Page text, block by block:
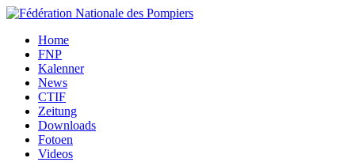
Home
FNP
Kalenner
News
CTIF
Zeitung
Downloads
Fotoen
Videos